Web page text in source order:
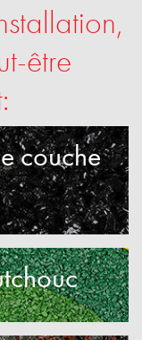
être
couche